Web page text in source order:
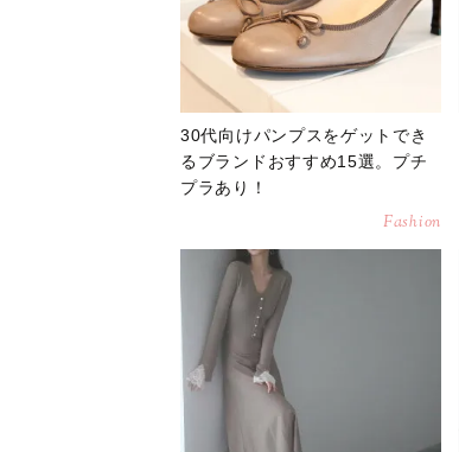
30代向けパンプスをゲットでき
るブランドおすすめ15選。プチ
プラあり！
Fashion